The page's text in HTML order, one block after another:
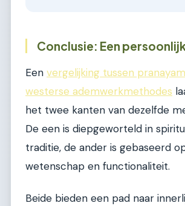
Conclusie: Een
Een vergelijking tussen
westerse ademwerkmethodes
het twee kanten van dezelfde
De een is diepgeworteld in
traditie, de ander is gebaseerd
wetenschap en functionaliteit.
Beide bieden een pad naar